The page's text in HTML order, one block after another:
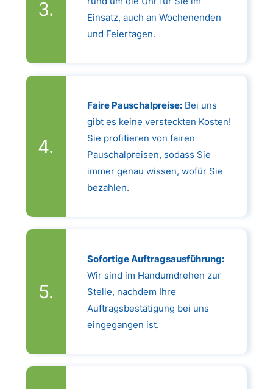
Einsatz, auch an Wochenenden
und Feiertagen.
Faire Pauschalpreise:Bei uns
gibt es keine versteckten Kosten!
Sie profitieren von fairen
Pauschalpreisen, sodass Sie
immer genau wissen, wofür Sie
bezahlen.
Sofortige Auftragsausführung:
Wir sind im Handumdrehen zur
Stelle, nachdem Ihre
Auftragsbestätigung bei uns
eingegangen ist.